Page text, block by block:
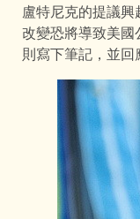
盧特尼克的提議
改變恐將導致美國
則寫下筆記，並